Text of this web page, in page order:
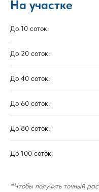
На участке
До 10 соток:
До 20 соток:
До 40 соток:
До 60 соток:
До 80 соток:
До 100 соток:
*Чтобы получить точный